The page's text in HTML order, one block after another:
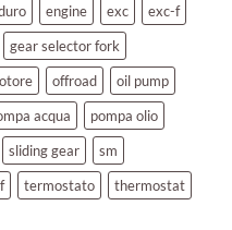
engine exc
exc-f
gear selector fork
offroad
oil pump
acqua
pompa olio
sliding gear
sm
termostato
thermostat